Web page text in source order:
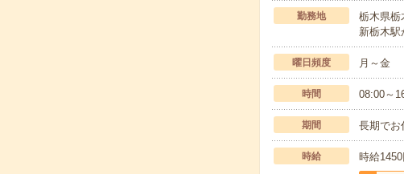
勤務地
栃木県栃
新栃木駅
曜日頻度 月～金
時間 08:00～
期間 長期でお
時給 時給1450